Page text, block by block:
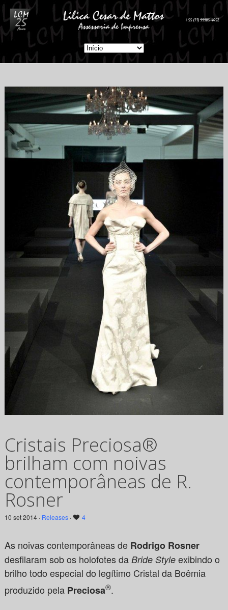
Cristais Preciosa®
brilham com noivas
contemporâneas de R.
Rosner
10 set 2014 · Releases· 4
As noivas contemporâneas de Rodrigo Rosner
desfilaram sob os holofotes da Bride Styleexibindo o
brilho todo especial do legítimo Cristal da Boêmia
produzido pela Preciosa®.